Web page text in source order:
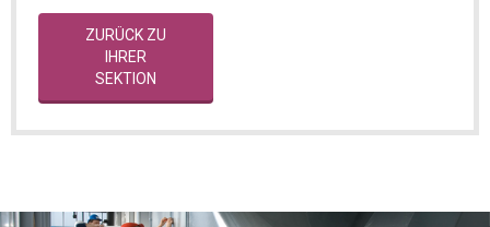
ZURÜCK ZU
IHRER
SEKTION